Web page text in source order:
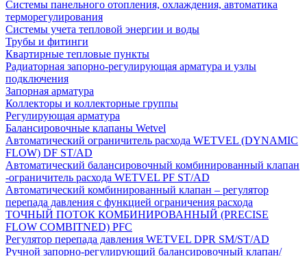
Системы панельного отопления, охлаждения, автоматика
терморегулирования
Системы учета тепловой энергии и воды
Трубы и фитинги
Квартирные тепловые пункты
Радиаторная запорно-регулирующая арматура и узлы
подключения
Запорная арматура
Коллекторы и коллекторные группы
Регулирующая арматура
Балансировочные клапаны Wetvel
Автоматический ограничитель расхода WETVEL (DYNAMIC
FLOW) DF ST/AD
Автоматический балансировочный комбинированный клапан
-ограничитель расхода WETVEL PF ST/AD
Автоматический комбинированный клапан – регулятор
перепада давления с функцией ограничения расхода
ТОЧНЫЙ ПОТОК КОМБИНИРОВАННЫЙ (PRECISE
FLOW COMBIТNED) PFC
Регулятор перепада давления WETVEL DPR SM/ST/AD
Ручной запорно-регулирующий балансировочный клапан/